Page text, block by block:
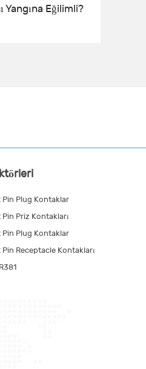
Yangına Eğilimli?
Pin Plug Kontaklar
Priz Kontakları
Pin Plug Kontaklar
Receptacle Kontakları